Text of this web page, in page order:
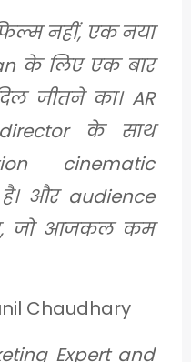
नहीं, एक नया
के लिए एक बार
जीतने का। AR
के साथ
cinematic
और audience
जो आजकल कम
Chaudhary
Expert and